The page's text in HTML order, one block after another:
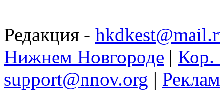
Редакция -
Нижнем Новгороде | Кор.
support@nnov.org |